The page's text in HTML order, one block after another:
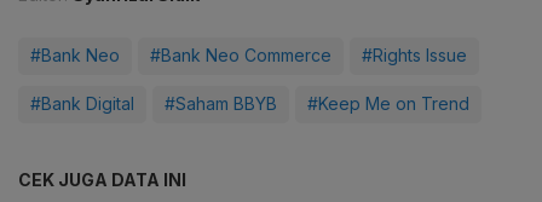
#Bank Neo #Bank Neo Commerce #Rights Issue
#Bank Digital #Saham BBYB #Keep Me on Trend
CEK JUGA DATA INI